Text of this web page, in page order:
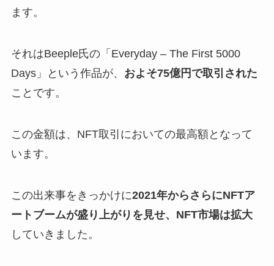
ます。
それはBeeple氏の「Everyday – The First 5000
Days」という作品が、 およそ75億円で取引された
ことです。
この金額は、NFT取引においての最高額となって
います。
この出来事をきっかけに2021年からさらにNFTア
ートブームが盛り上がりを見せ、NFT市場は拡大
していきました。